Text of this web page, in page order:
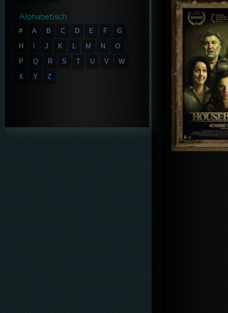
Alphabetisch
# A B C D E F
G
H
J K L M N
O
P
Q R S T U V
W
X
Y Z